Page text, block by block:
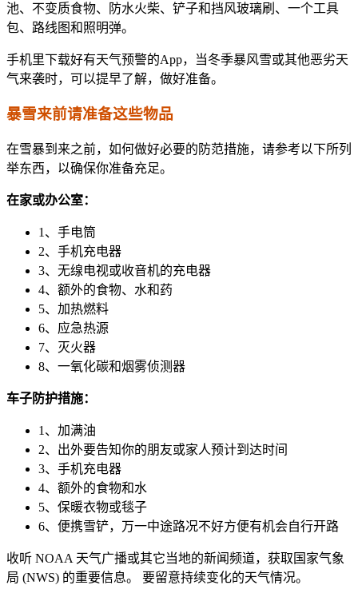
池、不变质食物、防水火柴、铲子和挡风玻璃刷、一个工具
包、路线图和照明弹。
手机里下载好有天气预警的App，当冬季暴风雪或其他恶劣天
气来袭时，可以提早了解，做好准备。
暴雪来前请准备这些物品
在雪暴到来之前，如何做好必要的防范措施，请参考以下所列
举东西，以确保你准备充足。
在家或办公室：
1、手电筒
2、手机充电器
3、无缐电视或收音机的充电器
4、额外的食物、水和药
5、加热燃料
6、应急热源
7、灭火器
8、一氧化碳和烟雾侦测器
车子防护措施：
1、加满油
2、出外要告知你的朋友或家人预计到达时间
3、手机充电器
4、额外的食物和水
5、保暖衣物或毯子
6、便携雪铲，万一中途路况不好方便有机会自行开路
收听 NOAA 天气广播或其它当地的新闻频道，获取国家气象
局 (NWS) 的重要信息。 要留意持续变化的天气情况。